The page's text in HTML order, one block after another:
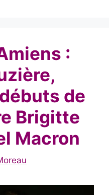
:
de
Brigitte
Macron